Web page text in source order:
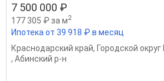
7 500 000 ₽
177 305 ₽ за м2
Ипотека от 39 918 ₽ в месяц
Краснодарский край, Городской
, Абинский р-н